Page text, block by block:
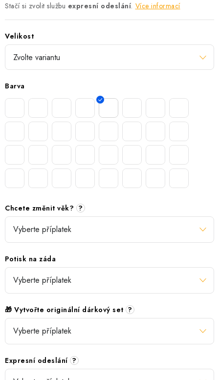
Stačí si zvolit službu expresní odeslání. Více informací
Velikost
Barva
Chcete změnit věk? ?
Potisk na záda
🎁 Vytvořte originální dárkový set ?
Expresní odeslání ?